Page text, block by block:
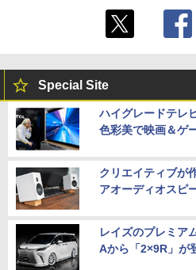
￥148,700
Special Site
ハイグレードテレ
色彩美で映画＆ゲ
クリエイティブが
アオーディオスピ
レイズのプレミア
Aから「2×9R」が